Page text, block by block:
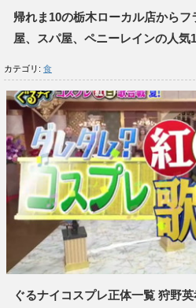
帰れま10の栃木ローカル店から
屋、スパ屋、ペニーレインの人気
カテゴリ: 食
ぐるナイコスプレ正体一覧 狩野